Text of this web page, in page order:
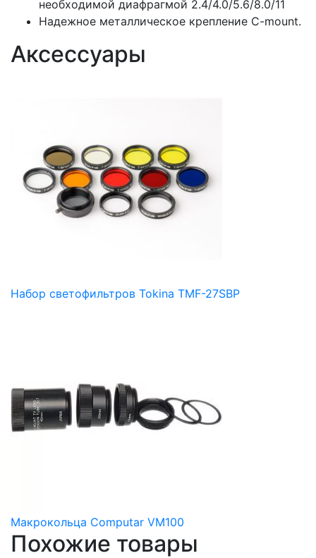
необходимой диафрагмой 2.4/4.0/5.6/8.0/11
Надежное металлическое крепление C-mount.
Аксессуары
Набор светофильтров Tokina TMF-27SBP
Макрокольца Computar VM100
Похожие товары